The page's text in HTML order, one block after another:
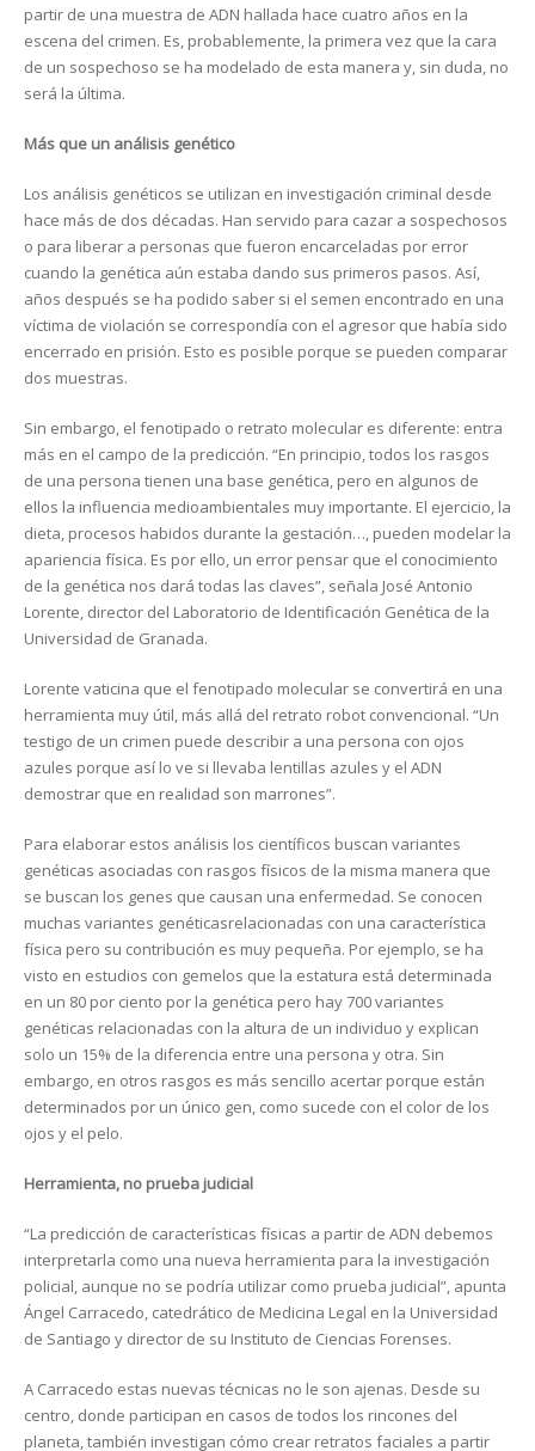
partir de una muestra de ADN hallada hace cuatro años en la
escena del crimen. Es, probablemente, la primera vez que la cara
de un sospechoso se ha modelado de esta manera y, sin duda, no
será la última.
Más que un análisis genético
Los análisis genéticos se utilizan en investigación criminal desde
hace más de dos décadas. Han servido para cazar a sospechosos
o para liberar a personas que fueron encarceladas por error
cuando la genética aún estaba dando sus primeros pasos. Así,
años después se ha podido saber si el semen encontrado en una
víctima de violación se correspondía con el agresor que había sido
encerrado en prisión. Esto es posible porque se pueden comparar
dos muestras.
Sin embargo, el fenotipado o retrato molecular es diferente: entra
más en el campo de la predicción. “En principio, todos los rasgos
de una persona tienen una base genética, pero en algunos de
ellos la influencia medioambientales muy importante. El ejercicio, la
dieta, procesos habidos durante la gestación…, pueden modelar la
apariencia física. Es por ello, un error pensar que el conocimiento
de la genética nos dará todas las claves”, señala José Antonio
Lorente, director del Laboratorio de Identificación Genética de la
Universidad de Granada.
Lorente vaticina que el fenotipado molecular se convertirá en una
herramienta muy útil, más allá del retrato robot convencional. “Un
testigo de un crimen puede describir a una persona con ojos
azules porque así lo ve si llevaba lentillas azules y el ADN
demostrar que en realidad son marrones”.
Para elaborar estos análisis los científicos buscan variantes
genéticas asociadas con rasgos físicos de la misma manera que
se buscan los genes que causan una enfermedad. Se conocen
muchas variantes genéticasrelacionadas con una característica
física pero su contribución es muy pequeña. Por ejemplo, se ha
visto en estudios con gemelos que la estatura está determinada
en un 80 por ciento por la genética pero hay 700 variantes
genéticas relacionadas con la altura de un individuo y explican
solo un 15% de la diferencia entre una persona y otra. Sin
embargo, en otros rasgos es más sencillo acertar porque están
determinados por un único gen, como sucede con el color de los
ojos y el pelo.
Herramienta, no prueba judicial
“La predicción de características físicas a partir de ADN debemos
interpretarla como una nueva herramienta para la investigación
policial, aunque no se podría utilizar como prueba judicial”, apunta
Ángel Carracedo, catedrático de Medicina Legal en la Universidad
de Santiago y director de su Instituto de Ciencias Forenses.
A Carracedo estas nuevas técnicas no le son ajenas. Desde su
centro, donde participan en casos de todos los rincones del
planeta, también investigan cómo crear retratos faciales a partir